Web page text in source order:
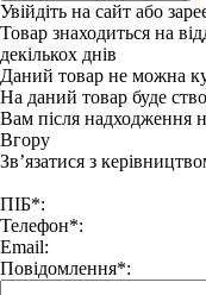
Увійдіть на сайт або
Товар знаходиться на
декількох днів
Даний товар не можна
На даний товар буде
Вам після надходження
Вгору
Зв’язатися з
ПІБ*:
Телефон*:
Email:
Повідомлення*: